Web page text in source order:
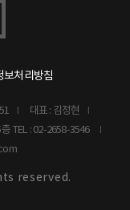
보처리방침
대표 : 김정현
TEL : 02-2658-3546
reserved.